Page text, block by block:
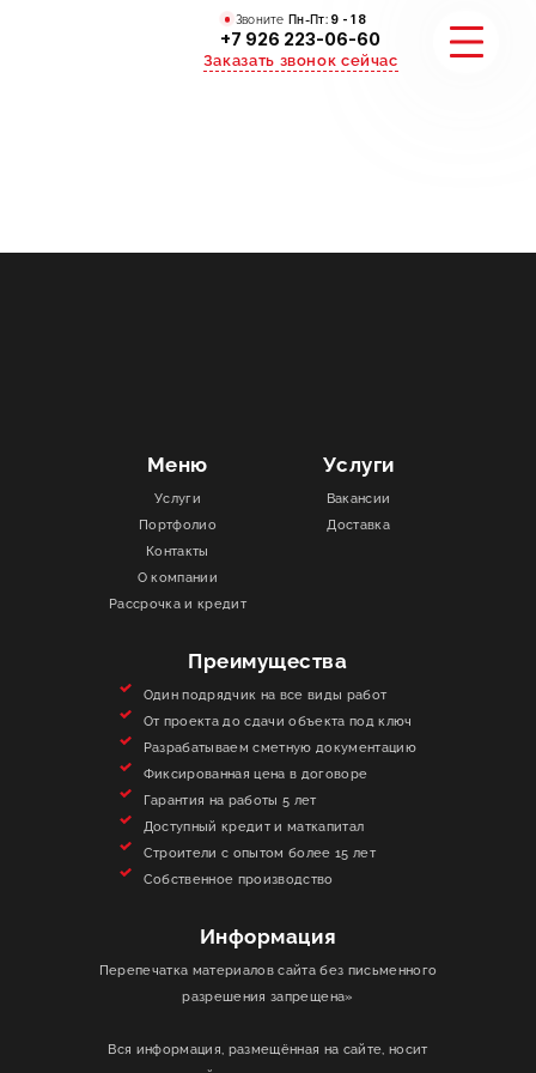
Звоните Пн-Пт: 9 - 18
+7 926 223-06-60
Заказать звонок сейчас
СТОИМОСТЬ
О КОМПАНИИ
КОНТАКТЫ
Меню
Услуги
Портфолио
Контакты
О компании
Рассрочка и кредит
Услуги
Вакансии
Доставка
Преимущества
Один подрядчик на все виды работ
От проекта до сдачи объекта под ключ
Разрабатываем сметную документацию
Фиксированная цена в договоре
Гарантия на работы 5 лет
Доступный кредит и маткапитал
Строители с опытом более 15 лет
Собственное производство
Информация
Перепечатка материалов сайта без письменного
разрешения запрещена»
Вся информация, размещённая на сайте, носит